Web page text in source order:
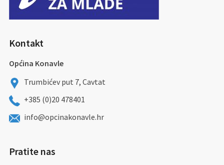
Kontakt
Općina Konavle
Trumbićev put 7, Cavtat
+385 (0)20 478401
info@opcinakonavle.hr
Pratite nas